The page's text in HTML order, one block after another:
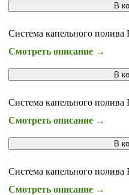
В
Система капельного полива
Смотреть описание →
В
Система капельного полива
Смотреть описание →
В
Система капельного
Смотреть описание →